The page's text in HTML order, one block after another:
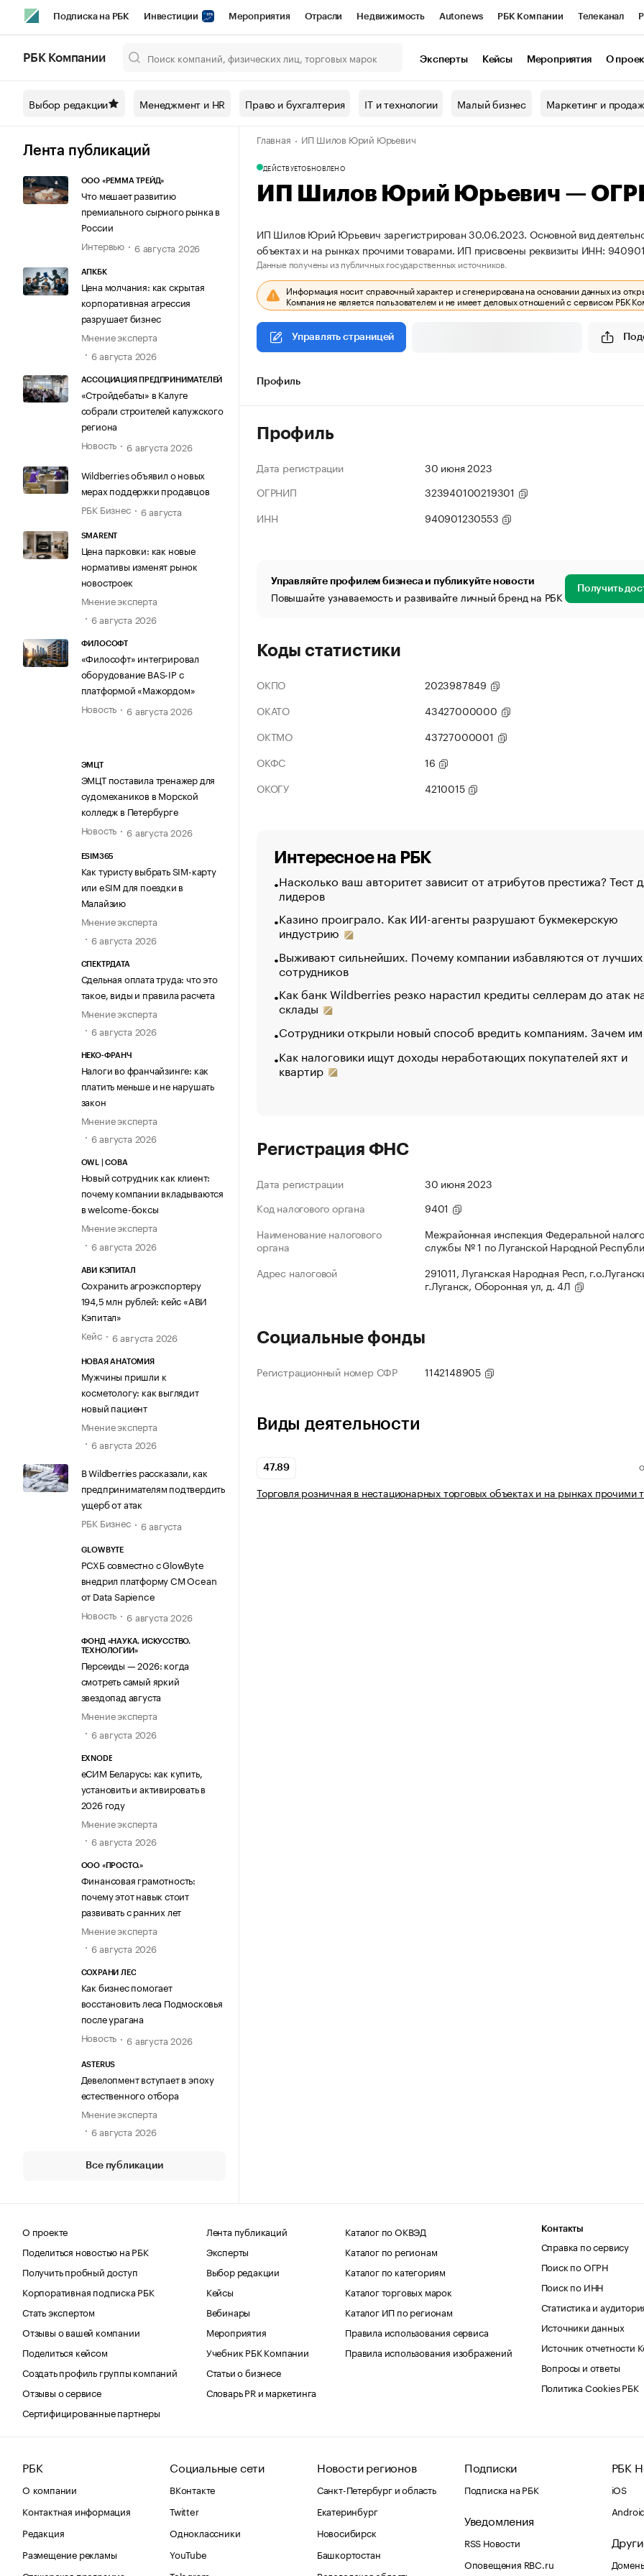
Подписка на РБК Инвестиции Мероприятия Отрасли Недвижимость Autonews РБК Компании Телеканал
Спецпроекты СПб Конференции СПб Спецпроекты Проверка контрагентов
Технологии и медиа Рынок наличной валюты
РБК Компании Эксперты Кейсы Мероприятия О
Выбор редакции Менеджмент и HR Право и бухгалтерия IT и технологии Малый бизнес Маркетинг и
Лента публикаций
ООО «РЕММА ТРЕЙД»
Что мешает развитию
премиального сырного рынка в
России
Интервью
6 августа 2026
АПКБК
Цена молчания: как скрытая
корпоративная агрессия
разрушает бизнес
Мнение эксперта
6 августа 2026
АССОЦИАЦИЯ ПРЕДПРИНИМАТЕЛЕЙ
«Стройдебаты» в Калуге
собрали строителей калужского
региона
Новость
6 августа 2026
Wildberries объявил о новых
мерах поддержки продавцов
РБК Бизнес
6 августа
SMARENT
Цена парковки: как новые
нормативы изменят рынок
новостроек
Мнение эксперта
6 августа 2026
ФИЛОСОФТ
«Философт» интегрировал
оборудование BAS-IP с
платформой «Мажордом»
Новость
6 августа 2026
ЭМЦТ
ЭМЦТ поставила тренажер для
судомехаников в Морской
колледж в Петербурге
Новость
6 августа 2026
ESIM365
Как туристу выбрать SIM-карту
или eSIM для поездки в
Малайзию
Мнение эксперта
6 августа 2026
СПЕКТРДАТА
Сдельная оплата труда: что это
такое, виды и правила расчета
Мнение эксперта
6 августа 2026
НЕКО-ФРАНЧ
Налоги во франчайзинге: как
платить меньше и не нарушать
закон
Мнение эксперта
6 августа 2026
OWL | СОВА
Новый сотрудник как клиент:
почему компании вкладываются
в welcome-боксы
Мнение эксперта
6 августа 2026
АВИ КЭПИТАЛ
Сохранить агроэкспортеру
194,5 млн рублей: кейс «АВИ
Кэпитал»
Кейс
6 августа 2026
НОВАЯ АНАТОМИЯ
Мужчины пришли к
косметологу: как выглядит
новый пациент
Мнение эксперта
6 августа 2026
В Wildberries рассказали, как
предпринимателям подтвердить
ущерб от атак
РБК Бизнес
6 августа
GLOWBYTE
РСХБ совместно с GlowByte
внедрил платформу CM Ocean
от Data Sapience
Новость
6 августа 2026
ФОНД «НАУКА. ИСКУССТВО.
ТЕХНОЛОГИИ»
Персеиды — 2026: когда
смотреть самый яркий
звездопад августа
Мнение эксперта
6 августа 2026
EXNODE
еСИМ Беларусь: как купить,
установить и активировать в
2026 году
Мнение эксперта
6 августа 2026
ООО «ПРОСТО.»
Финансовая грамотность:
почему этот навык стоит
развивать с ранних лет
Мнение эксперта
6 августа 2026
СОХРАНИ ЛЕС
Как бизнес помогает
восстановить леса Подмосковья
после урагана
Новость
6 августа 2026
ASTERUS
Девелопмент вступает в эпоху
естественного отбора
Мнение эксперта
6 августа 2026
Все публикации
Главная ИП Шилов Юрий Юрьевич
ДЕЙСТВУЕТОБНОВЛЕНО
ИП Шилов Юрий Юрьевич —
ИП Шилов Юрий Юрьевич зарегистрирован 30.06.2023. Основной вид
объектах и на рынках прочими товарами. ИП присвоены реквизиты ИНН:
Данные получены из публичных государственных источников.
Информация носит справочный характер и сгенерирована на основании данных из
Компания не является пользователем и не имеет деловых отношений с сервисом РБК
Управлять страницей
Профиль
Профиль
Дата регистрации
30 июня 2023
ОГРНИП
323940100219301
ИНН
940901230553
Управляйте профилем бизнеса и публикуйте новости
Повышайте узнаваемость и развивайте личный бренд на РБК Получить
Коды статистики
ОКПО
2023987849
ОКАТО
43427000000
ОКТМО
43727000001
ОКФС
16
ОКОГУ
4210015
Интересное на РБК
Насколько ваш авторитет зависит от атрибутов престижа? Тест
лидеров
Казино проиграло. Как ИИ-агенты разрушают букмекерскую
индустрию
Выживают сильнейших. Почему компании избавляются от лучших
сотрудников
Как банк Wildberries резко нарастил кредиты селлерам до атак
склады
Сотрудники открыли новый способ вредить компаниям. Зачем
Как налоговики ищут доходы неработающих покупателей яхт и
квартир
Регистрация ФНС
Дата регистрации
30 июня 2023
Код налогового органа
9401
Наименование налогового
органа
Межрайонная инспекция Федеральной
службы № 1 по Луганской Народной
Адрес налоговой
291011, Луганская Народная Респ,
г.Луганск, Оборонная ул, д. 4Л
Социальные фонды
Регистрационный номер СФР 1142148905
Виды деятельности
47.89
Торговля розничная в нестационарных торговых объектах и на рынках прочими
О проекте
Поделиться новостью на РБК
Получить пробный доступ
Корпоративная подписка РБК
Стать экспертом
Отзывы о вашей компании
Поделиться кейсом
Создать профиль группы компаний
Отзывы о сервисе
Сертифицированные партнеры
Лента публикаций
Эксперты
Выбор редакции
Кейсы
Вебинары
Мероприятия
Учебник РБК Компании
Статьи о бизнесе
Словарь PR и маркетинга
Каталог по ОКВЭД
Каталог по регионам
Каталог по категориям
Каталог торговых марок
Каталог ИП по регионам
Правила использования сервиса
Правила использования изображений
Контакты
Справка по сервису
Поиск по ОГРН
Поиск по ИНН
Статистика и
Источники данных
Источник отчетности
Вопросы и ответы
Политика Cookies РБК
РБК
О компании
Контактная информация
Редакция
Размещение рекламы
Социальные сети
ВКонтакте
Twitter
Одноклассники
YouTube
Новости регионов
Санкт-Петербург и область
Екатеринбург
Новосибирск
Башкортостан
Подписки
Подписка на РБК
Уведомления
RSS Новости
Оповещения RBC.ru
РБК
iOS